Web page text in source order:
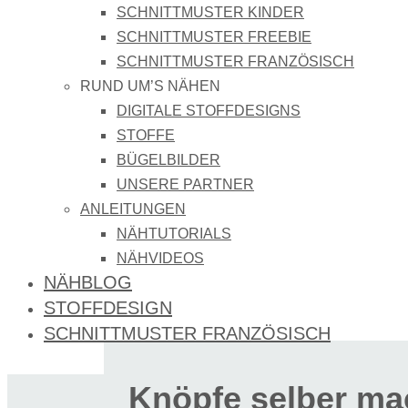
SCHNITTMUSTER KINDER
SCHNITTMUSTER FREEBIE
SCHNITTMUSTER FRANZÖSISCH
RUND UM’S NÄHEN
DIGITALE STOFFDESIGNS​
STOFFE
BÜGELBILDER
UNSERE PARTNER
ANLEITUNGEN
NÄHTUTORIALS
NÄHVIDEOS
NÄHBLOG
STOFFDESIGN
SCHNITTMUSTER FRANZÖSISCH
Knöpfe selber